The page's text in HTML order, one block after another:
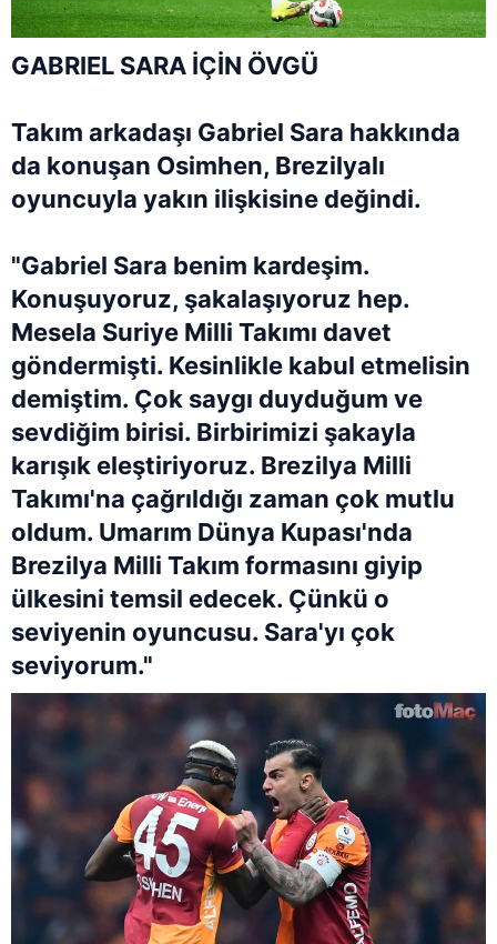
GABRIEL SARA İÇİN ÖVGÜ
Takım arkadaşı Gabriel Sara hakkında
da konuşan Osimhen, Brezilyalı
oyuncuyla yakın ilişkisine değindi.
"Gabriel Sara benim kardeşim.
Konuşuyoruz, şakalaşıyoruz hep.
Mesela Suriye Milli Takımı davet
göndermişti. Kesinlikle kabul etmelisin
demiştim. Çok saygı duyduğum ve
sevdiğim birisi. Birbirimizi şakayla
karışık eleştiriyoruz. Brezilya Milli
Takımı'na çağrıldığı zaman çok mutlu
oldum. Umarım Dünya Kupası'nda
Brezilya Milli Takım formasını giyip
ülkesini temsil edecek. Çünkü o
seviyenin oyuncusu. Sara'yı çok
seviyorum."